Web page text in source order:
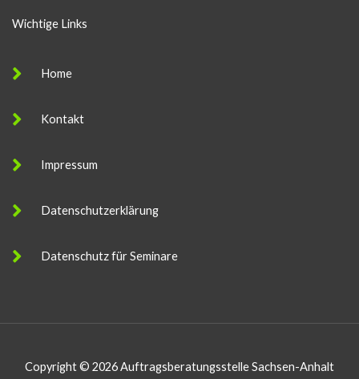
Wichtige Links
Home
Kontakt
Impressum
Datenschutzerklärung
Datenschutz für Seminare
Copyright © 2026 Auftragsberatungsstelle Sachsen-Anhalt